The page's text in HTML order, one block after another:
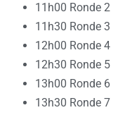
11h00 Ronde 2
11h30 Ronde 3
12h00 Ronde 4
12h30 Ronde 5
13h00 Ronde 6
13h30 Ronde 7